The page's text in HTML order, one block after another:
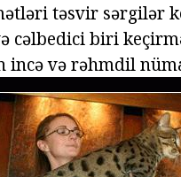
təsvir sərgilər
cəlbedici biri
incə və rəhmdil